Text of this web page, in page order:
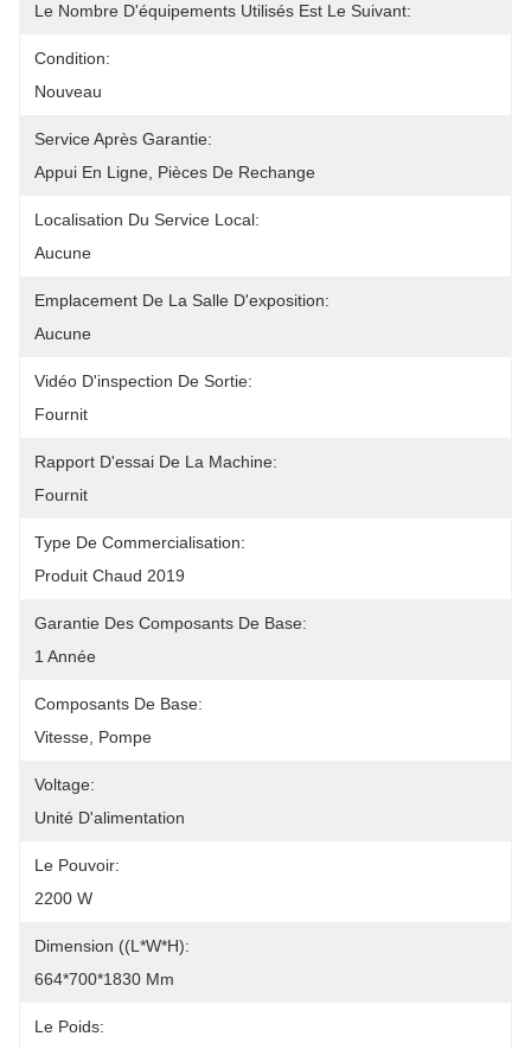
Le Nombre D'équipements Utilisés Est Le Suivant:
Condition:
Nouveau
Service Après Garantie:
Appui En Ligne, Pièces De Rechange
Localisation Du Service Local:
Aucune
Emplacement De La Salle D'exposition:
Aucune
Vidéo D'inspection De Sortie:
Fournit
Rapport D'essai De La Machine:
Fournit
Type De Commercialisation:
Produit Chaud 2019
Garantie Des Composants De Base:
1 Année
Composants De Base:
Vitesse, Pompe
Voltage:
Unité D'alimentation
Le Pouvoir:
2200 W
Dimension ((L*W*H):
664*700*1830 Mm
Le Poids: